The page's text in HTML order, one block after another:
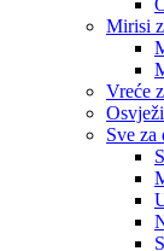
Mirisi
Vreće
Sve za